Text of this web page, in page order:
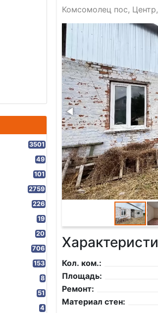
3501
49
101
2759
226
19
20
706
153
8
51
4
Комсомолец пос,
Кол. ком.:
Площадь:
Ремонт:
Материал стен: